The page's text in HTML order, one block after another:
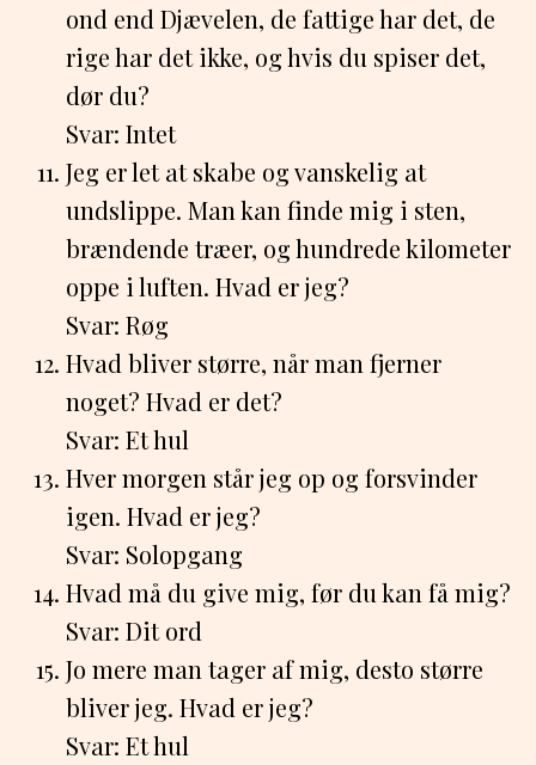
ond end Djævelen, de fattige har det, de
rige har det ikke, og hvis du spiser det,
dør du?
Svar: Intet
Jeg er let at skabe og vanskelig at
undslippe. Man kan finde mig i sten,
brændende træer, og hundrede kilometer
oppe i luften. Hvad er jeg?
Svar: Røg
Hvad bliver større, når man fjerner
noget? Hvad er det?
Svar: Et hul
Hver morgen står jeg op og forsvinder
igen. Hvad er jeg?
Svar: Solopgang
Hvad må du give mig, før du kan få mig?
Svar: Dit ord
Jo mere man tager af mig, desto større
bliver jeg. Hvad er jeg?
Svar: Et hul